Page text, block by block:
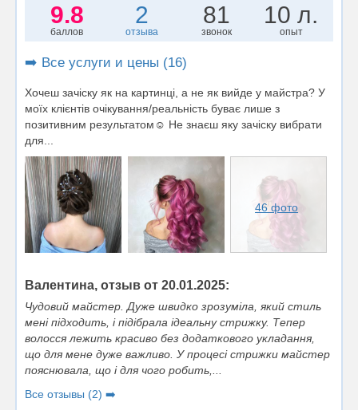
9.8
баллов
2
отзыва
81
звонок
10 л.
опыт
➡️ Все услуги и цены (16)
Хочеш зачіску як на картинці, а не як вийде у майстра? У
моїх клієнтів очікування/реальність буває лише з
позитивним результатом☺️ Не знаєш яку зачіску вибрати
для...
46 фото
Валентина, отзыв от 20.01.2025:
Чудовий майстер. Дуже швидко зрозуміла, який стиль
мені підходить, і підібрала ідеальну стрижку. Тепер
волосся лежить красиво без додаткового укладання,
що для мене дуже важливо. У процесі стрижки майстер
пояснювала, що і для чого робить,...
Все отзывы (2) ➡️